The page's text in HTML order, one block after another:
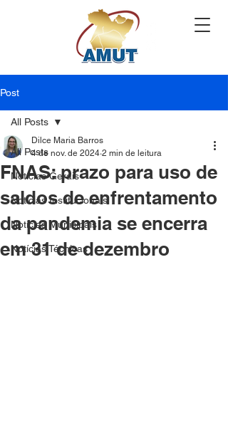
Post
All Posts
Notícias Gerais
Notícias Institucionais
Notícias Municipais
Notícias Técnicas
All Posts
FNAS: prazo para uso de
saldos de enfrentamento
da pandemia se encerra
em 31 de dezembro
Dilce Maria Barros
4 de nov. de 2024 2 min de leitura